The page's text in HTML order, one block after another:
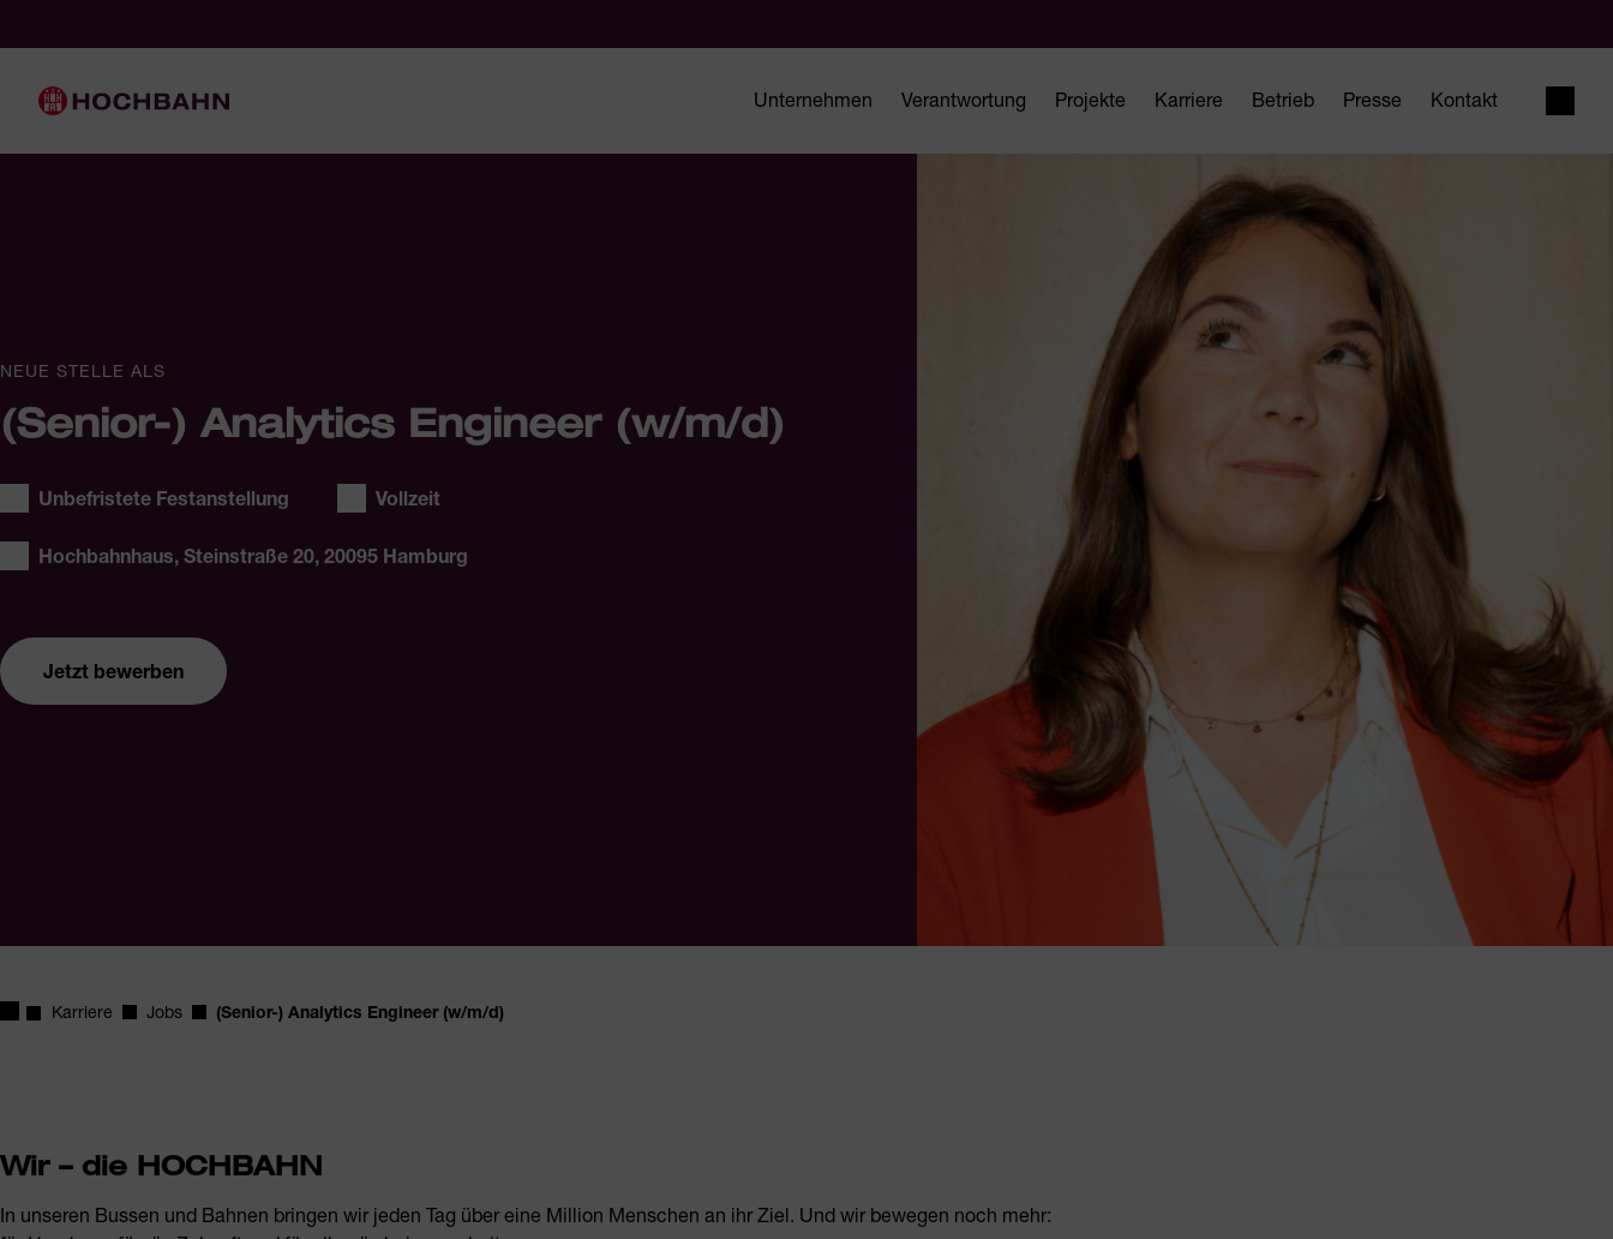
Hauptnavigation
Unternehmen Verantwortung Projekte Karriere Betrieb Presse Kontakt
NEUE STELLE ALS
(Senior-) Analytics Engineer (w/m/d)
Stellentyp:
Unbefristete Festanstellung Arbeitszeit:
Vollzeit
Hochbahnhaus, Steinstraße 20, 20095 Hamburg
Jetzt bewerben
Startseite
Karriere Jobs (Senior-) Analytics Engineer (w/m/d)
Wir – die HOCHBAHN
In unseren Bussen und Bahnen bringen wir jeden Tag über eine Million Menschen an ihr Ziel. Und wir bewegen noch mehr: